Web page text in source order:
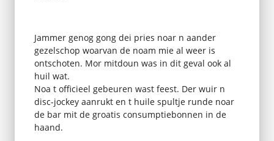
Jammer genog gong dei pries noar n aander
gezelschop woarvan de noam mie al weer is
ontschoten. Mor mitdoun was in dit geval ook al
huil wat.
Noa t officieel gebeuren wast feest. Der wuir n
disc-jockey aanrukt en t huile spultje runde noar
de bar mit de groatis consumptiebonnen in de
haand.